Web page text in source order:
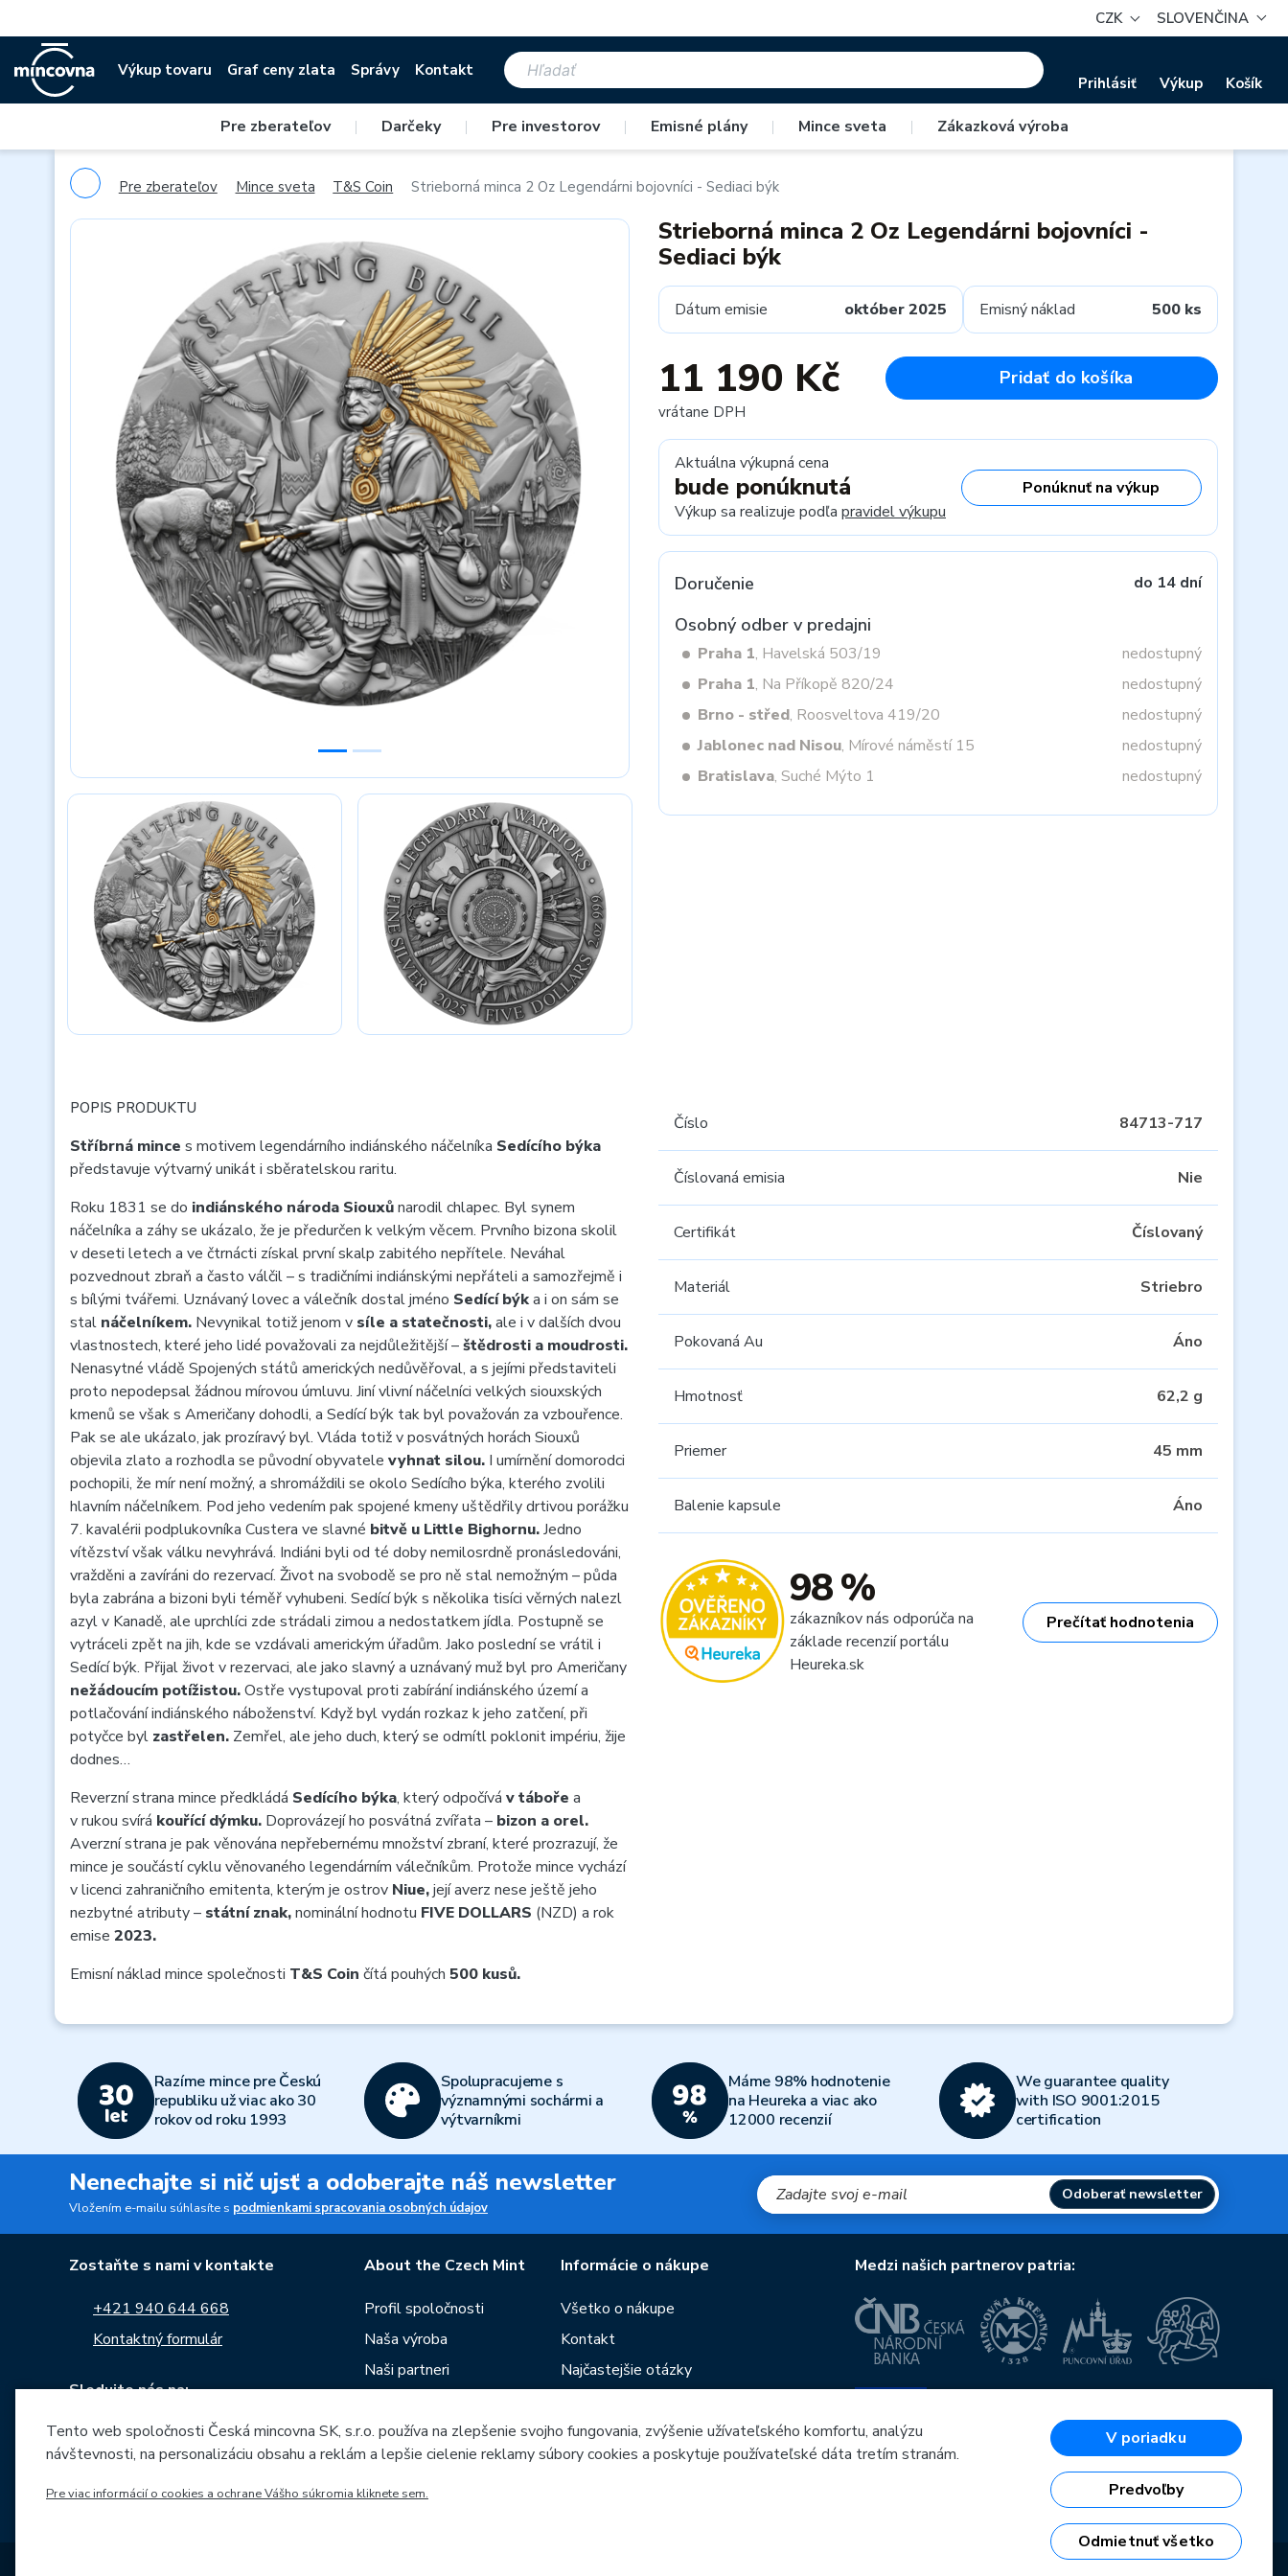
CZK SLOVENČINA
Výkup tovaru Graf ceny zlata Správy Kontakt
Prihlásiť Výkup Košík
Pre zberateľov | Darčeky | Pre investorov | Emisné plány | Mince sveta | Zákazková výroba
Pre zberateľov Mince sveta T&S Coin Strieborná minca 2 Oz Legendárni bojovníci - Sediaci býk
Previous
Strieborná minca 2 Oz Legendárni bojovníci -
Sediaci býk
Dátum emisie október 2025 Emisný náklad 500 ks
11 190 Kč
vrátane DPH
Pridať do košíka
Aktuálna výkupná cena
bude ponúknutá
Výkup sa realizuje podľa pravidel výkupu
Ponúknuť na výkup
Doručenie do 14 dní
Osobný odber v predajni
Praha 1, Havelská 503/19
nedostupný
Praha 1, Na Příkopě 820/24
nedostupný
Brno - střed, Roosveltova 419/20
nedostupný
Jablonec nad Nisou, Mírové náměstí 15
nedostupný
Bratislava, Suché Mýto 1 nedostupný
POPIS PRODUKTU
Stříbrná mince s motivem legendárního indiánského náčelníka Sedícího býka
představuje výtvarný unikát i sběratelskou raritu.
Roku 1831 se do indiánského národa Siouxůnarodil chlapec. Byl synem
náčelníka a záhy se ukázalo, že je předurčen k velkým věcem. Prvního bizona skolil
v deseti letech a ve čtrnácti získal první skalp zabitého nepřítele. Neváhal
pozvednout zbraň a často válčil – s tradičními indiánskými nepřáteli a samozřejmě i
s bílými tvářemi. Uznávaný lovec a válečník dostal jméno Sedící býka i on sám se
stal náčelníkem. Nevynikal totiž jenom v síle a statečnosti,ale i v dalších dvou
vlastnostech, které jeho lidé považovali za nejdůležitější –štědrosti a moudrosti.
Nenasytné vládě Spojených států amerických nedůvěřoval, a s jejími představiteli
proto nepodepsal žádnou mírovou úmluvu. Jiní vlivní náčelníci velkých siouxských
kmenů se však s Američany dohodli, a Sedící býk tak byl považován za vzbouřence.
Pak se ale ukázalo, jak prozíravý byl. Vláda totiž v posvátných horách Siouxů
objevila zlato a rozhodla se původní obyvatele vyhnat silou. I umírnění domorodci
pochopili, že mír není možný, a shromáždili se okolo Sedícího býka, kterého zvolili
hlavním náčelníkem. Pod jeho vedením pak spojené kmeny uštědřily drtivou porážku
7. kavalérii podplukovníka Custera ve slavné bitvě u Little Bighornu.Jedno
vítězství však válku nevyhrává. Indiáni byli od té doby nemilosrdně pronásledováni,
vražděni a zavíráni do rezervací. Život na svobodě se pro ně stal nemožným – půda
byla zabrána a bizoni byli téměř vyhubeni. Sedící býk s několika tisíci věrných nalezl
azyl v Kanadě, ale uprchlíci zde strádali zimou a nedostatkem jídla. Postupně se
vytráceli zpět na jih, kde se vzdávali americkým úřadům. Jako poslední se vrátil i
Sedící býk. Přijal život v rezervaci, ale jako slavný a uznávaný muž byl pro Američany
nežádoucím potížistou.Ostře vystupoval proti zabírání indiánského území a
potlačování indiánského náboženství. Když byl vydán rozkaz k jeho zatčení, při
potyčce byl zastřelen. Zemřel, ale jeho duch, který se odmítl poklonit impériu, žije
dodnes…
Reverzní strana mince předkládá Sedícího býka, který odpočívá v táboře a
v rukou svírá kouřící dýmku. Doprovázejí ho posvátná zvířata – bizon a orel.
Averzní strana je pak věnována nepřebernému množství zbraní, které prozrazují, že
mince je součástí cyklu věnovaného legendárním válečníkům. Protože mince vychází
v licenci zahraničního emitenta, kterým je ostrov Niue,její averz nese ještě jeho
nezbytné atributy – státní znak,nominální hodnotu FIVE DOLLARS (NZD) a rok
emise 2023.
Emisní náklad mince společnosti T&S Coin čítá pouhých 500 kusů.
Číslo 84713-717
Číslovaná emisia Nie
Certifikát Číslovaný
Materiál Striebro
Pokovaná Au Áno
Hmotnosť 62,2 g
Priemer 45 mm
Balenie kapsule Áno
98 %
zákazníkov nás odporúča na
základe recenzií portálu
Heureka.sk
Prečítať hodnotenia
Razíme mince pre Českú
republiku už viac ako 30
rokov od roku 1993
Spolupracujeme s
významnými sochármi a
výtvarníkmi
Máme 98% hodnotenie
na Heureka a viac ako
12000 recenzií
We guarantee quality
with ISO 9001:2015
certification
Nenechajte si nič ujsť a odoberajte náš newsletter
Vložením e-mailu súhlasíte s podmienkami spracovania osobných údajov
Odoberať newsletter
Zostaňte s nami v kontakte
+421 940 644 668
Kontaktný formulár
Sledujte nás na:
About the Czech Mint
Profil spoločnosti
Naša výroba
Naši partneri
Správy
Na stiahnutie
Informácie o nákupe
Všetko o nákupe
Kontakt
Najčastejšie otázky
Predajne Českej mincovne
Poradca
Medzi našich partnerov patria:
OP Podnikanie a inovácie pre konkurencieschopnosť
Európska únia
Európsky fond pre regionálny rozvoj
Investície do vašej budúcnosti
Tento web spoločnosti Česká mincovna SK, s.r.o. používa na zlepšenie svojho fungovania, zvýšenie užívateľského komfortu, analýzu
návštevnosti, na personalizáciu obsahu a reklám a lepšie cielenie reklamy súbory cookies a poskytuje používateľské dáta tretím stranám.
Pre viac informácií o cookies a ochrane Vášho súkromia kliknete sem.
V poriadku
Predvoľby
Odmietnuť všetko